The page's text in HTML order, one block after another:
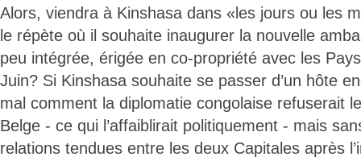
Alors, viendra à Kinshasa dans «les jours ou les
le répète où il souhaite inaugurer la nouvelle
peu intégrée, érigée en co-propriété avec les
Juin? Si Kinshasa souhaite se passer d’un hôte
mal comment la diplomatie congolaise refuserait
Belge - ce qui l’affaiblirait politiquement - mais
relations tendues entre les deux Capitales après